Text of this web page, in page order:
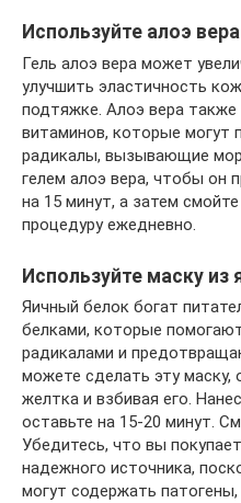
Используйте алоэ вера
Гель алоэ вера может
улучшить эластичность
подтяжке. Алоэ вера
витаминов, которые могут
радикалы, вызывающие
гелем алоэ вера, чтобы он
на 15 минут, а затем
процедуру ежедневно.
Используйте маску из
Яичный белок богат
белками, которые
радикалами и
можете сделать эту маску,
желтка и взбивая его.
оставьте на 15-20 минут.
Убедитесь, что вы
надежного источника,
могут содержать патогены,